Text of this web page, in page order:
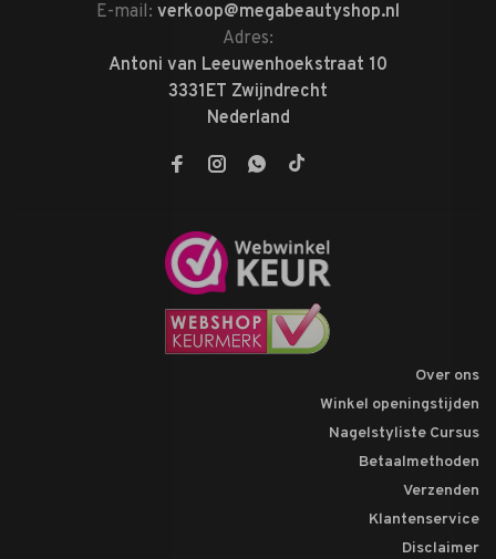
E-mail: verkoop@megabeautyshop.nl
Adres:
Antoni van Leeuwenhoekstraat 10
3331ET Zwijndrecht
Nederland
Over ons
Winkel openingstijden
Nagelstyliste Cursus
Betaalmethoden
Verzenden
Klantenservice
Disclaimer